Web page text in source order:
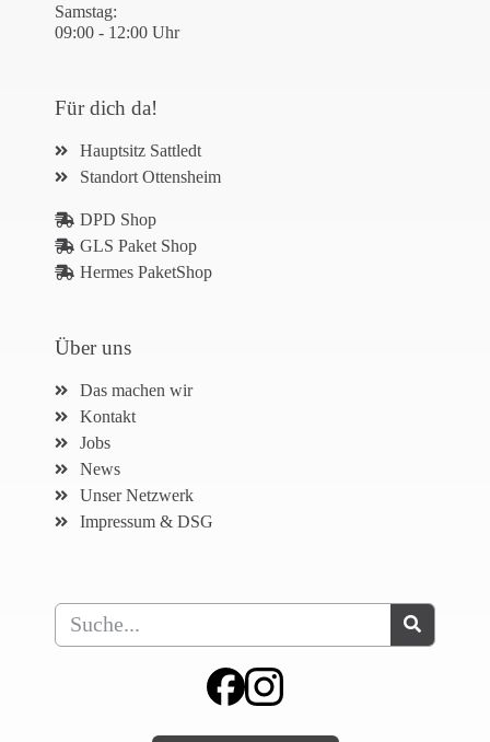
Samstag:
09:00 - 12:00 Uhr
Für dich da!
Hauptsitz Sattledt
Standort Ottensheim
DPD Shop
GLS Paket Shop
Hermes PaketShop
Über uns
Das machen wir
Kontakt
Jobs
News
Unser Netzwerk
Impressum & DSG